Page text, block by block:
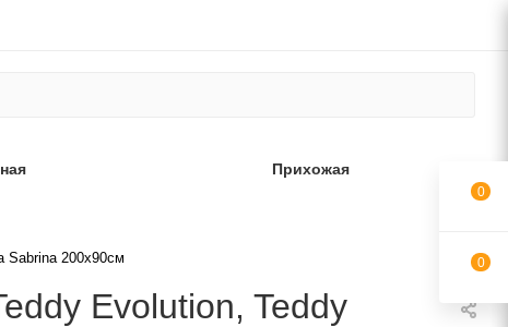
Прихожая
Sabrina 200х90см
Evolution, Teddy
0
0